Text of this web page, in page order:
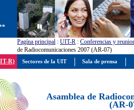
Pagína principal : UIT-R : Conferencias y
de Radiocomunicaciones 2007 (AR-07)
R)
Asamblea de
(AR-
Sectores de la UIT Sala de prensa